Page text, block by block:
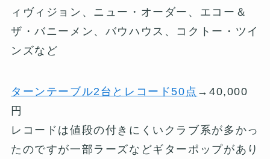
ィヴィジョン、ニュー・オーダー、エコー＆
ザ・バニーメン、バウハウス、コクトー・ツイ
ンズなど
ターンテーブル2台とレコード50点 →40,000
円
レコードは値段の付きにくいクラブ系が多かっ
たのですが一部ラーズなどギターポップがあり